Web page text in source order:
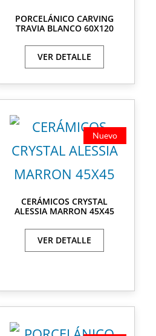
PORCELÁNICO CARVING
TRAVIA BLANCO 60X120
VER DETALLE
Nuevo
CERÁMICOS CRYSTAL
ALESSIA MARRON 45X45
VER DETALLE